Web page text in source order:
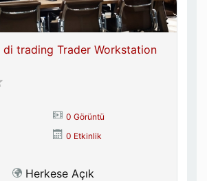
trading Trader Workstation
0 Görüntü
0 Etkinlik
Herkese Açık